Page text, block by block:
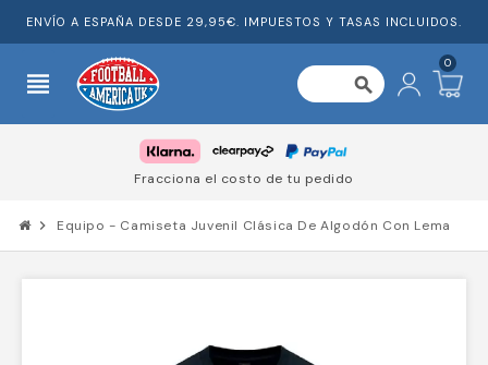
ENVÍO A ESPAÑA DESDE 29,95€. IMPUESTOS Y TASAS INCLUIDOS.
view_headline search
0
Fracciona el costo de tu pedido
chevron_right Equipo - Camiseta Juvenil Clásica De Algodón Con Lema